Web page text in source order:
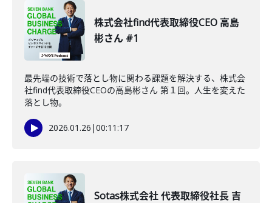
株式会社find代表取締役CEO 高島
彬さん #1
最先端の技術で落とし物に関わる課題を解決する、株式会
社find代表取締役CEOの高島彬さん 第１回。人生を変えた
落とし物。
2026.01.26 |00:11:17
Sotas株式会社 代表取締役社長 吉